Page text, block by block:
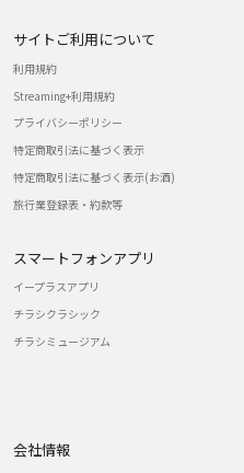
サイトご利用について
利用規約
Streaming+利用規約
プライバシーポリシー
特定商取引法に基づく表示
特定商取引法に基づく表示(お酒)
旅行業登録表・約款等
スマートフォンアプリ
イープラスアプリ
チラシクラシック
チラシミュージアム
会社情報